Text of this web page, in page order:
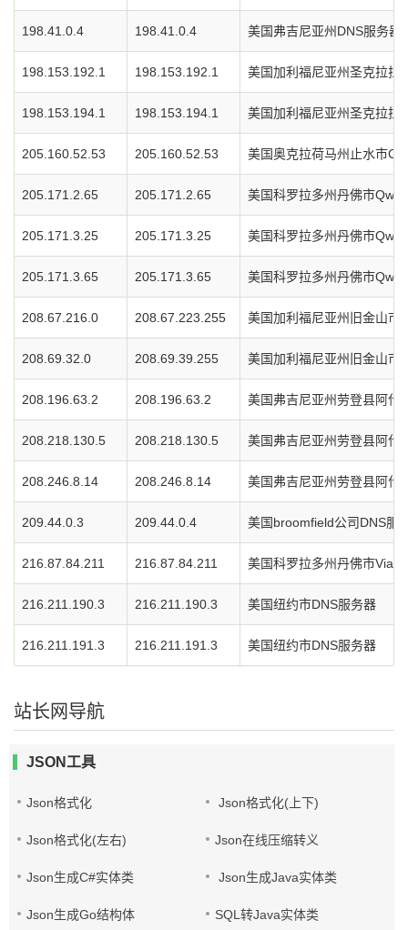
198.41.0.4 198.41.0.4 美国弗吉尼亚州DNS服务器
198.153.192.1 198.153.192.1 美国加利福尼亚州圣克拉拉
198.153.194.1 198.153.194.1 美国加利福尼亚州圣克拉拉
205.160.52.53 205.160.52.53 美国奥克拉荷马州止水市
205.171.2.65 205.171.2.65 美国科罗拉多州丹佛市
205.171.3.25 205.171.3.25 美国科罗拉多州丹佛市
205.171.3.65 205.171.3.65 美国科罗拉多州丹佛市
208.67.216.0 208.67.223.255 美国加利福尼亚州旧金山市
208.69.32.0 208.69.39.255 美国加利福尼亚州旧金山市
208.196.63.2 208.196.63.2 美国弗吉尼亚州劳登县阿什
208.218.130.5 208.218.130.5 美国弗吉尼亚州劳登县阿什
208.246.8.14 208.246.8.14 美国弗吉尼亚州劳登县阿什
209.44.0.3 209.44.0.4 美国broomfield公司DNS服
216.87.84.211 216.87.84.211 美国科罗拉多州丹佛市
216.211.190.3 216.211.190.3 美国纽约市DNS服务器
216.211.191.3 216.211.191.3 美国纽约市DNS服务器
站长网导航
JSON工具
Json格式化 Json格式化(上下)
Json格式化(左右) Json在线压缩转义
Json生成C#实体类 Json生成Java实体类
Json生成Go结构体 SQL转Java实体类